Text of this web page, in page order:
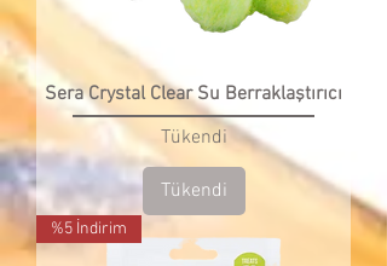
Sera Crystal Clear Su Berraklaştırıcı
Tükendi
Tükendi
%5 İndirim